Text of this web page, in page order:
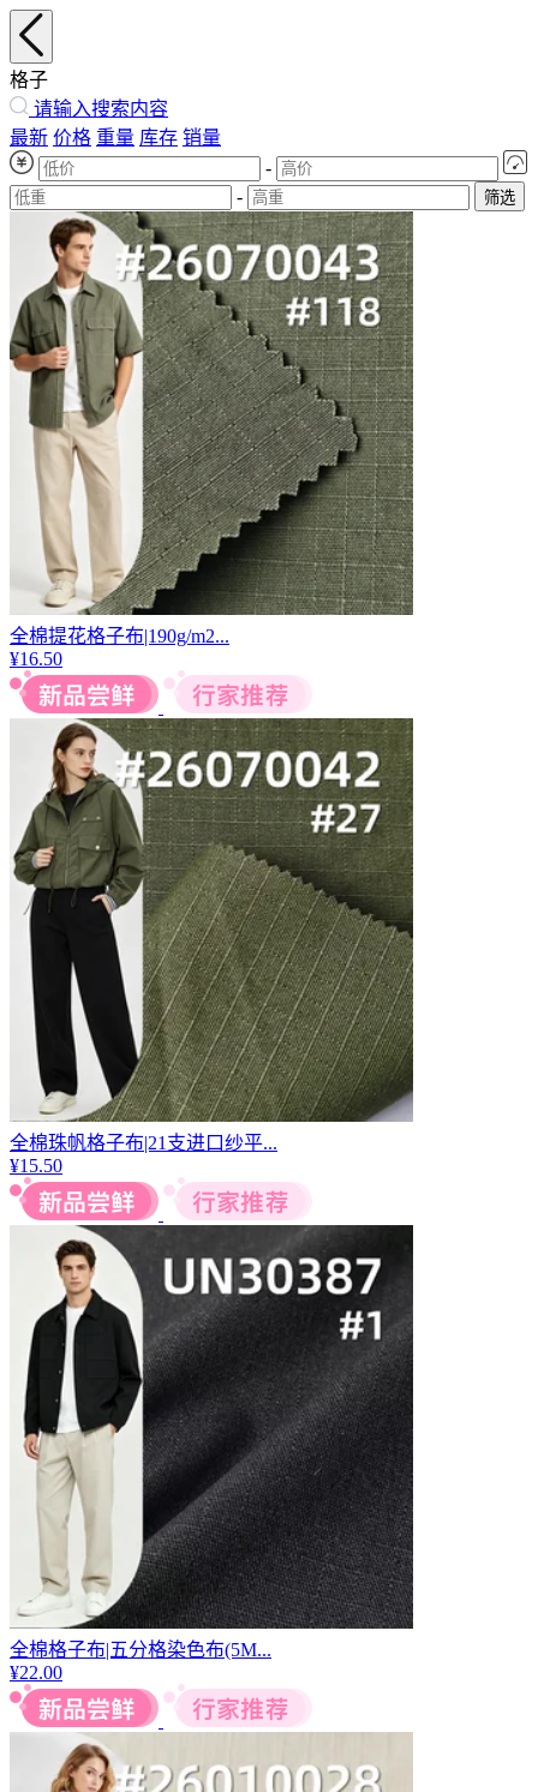
格子
请输入搜索内容
最新 价格 重量 库存 销量
-
-
筛选
全棉提花格子布|190g/m2...
¥16.50
全棉珠帆格子布|21支进口纱平...
¥15.50
全棉格子布|五分格染色布(5M...
¥22.00